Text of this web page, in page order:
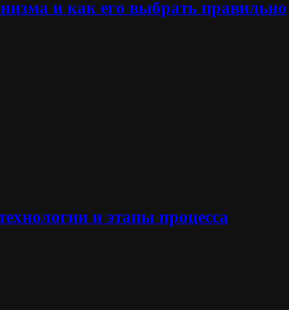
и как его выбрать правильно
и этапы процесса